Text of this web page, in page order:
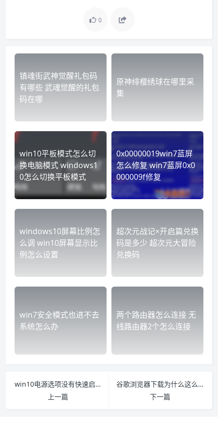
0
镇魂街武神觉醒礼包码
有哪些 武魂觉醒的礼包
码在哪
原神绯樱绣球在哪里采
集
win10平板模式怎么切
换电脑模式 windows1
0怎么切换平板模式
0x00000019win7蓝屏
怎么修复 win7蓝屏0x0
000009f修复
windows10屏幕比例怎
么调 win10屏幕显示比
例怎么设置
超次元战记×开启篇兑换
码是多少 超次元大冒险
兑换码
win7安全模式也进不去
系统怎么办
两个路由器怎么连接 无
线路由器2个怎么连接
win10电源选项没有快速启动怎么办 win10无法重启 只能按电源键关闭
上一篇
谷歌浏览器下载为什么这么慢 谷歌浏览器下载网速慢
下一篇